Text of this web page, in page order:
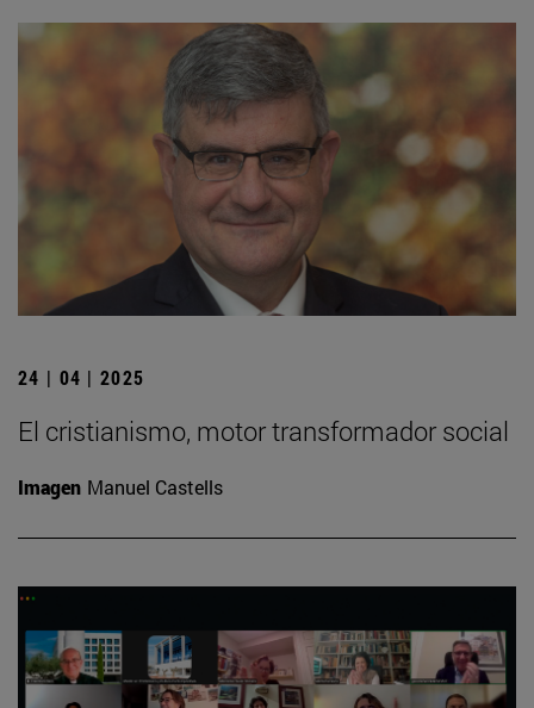
24 | 04 | 2025
El cristianismo, motor transformador social
Imagen Manuel Castells